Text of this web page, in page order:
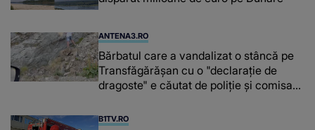
ANTENA3.RO
Bărbatul care a vandalizat o stâncă pe
Transfăgărășan cu o "declaraţie de
dragoste" e căutat de poliție și comisarii
B1TV.RO